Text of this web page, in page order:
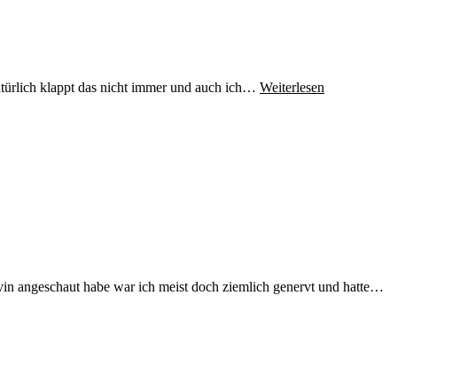
klappt das nicht immer und auch ich… Weiterlesen
angeschaut habe war ich meist doch ziemlich genervt und hatte…